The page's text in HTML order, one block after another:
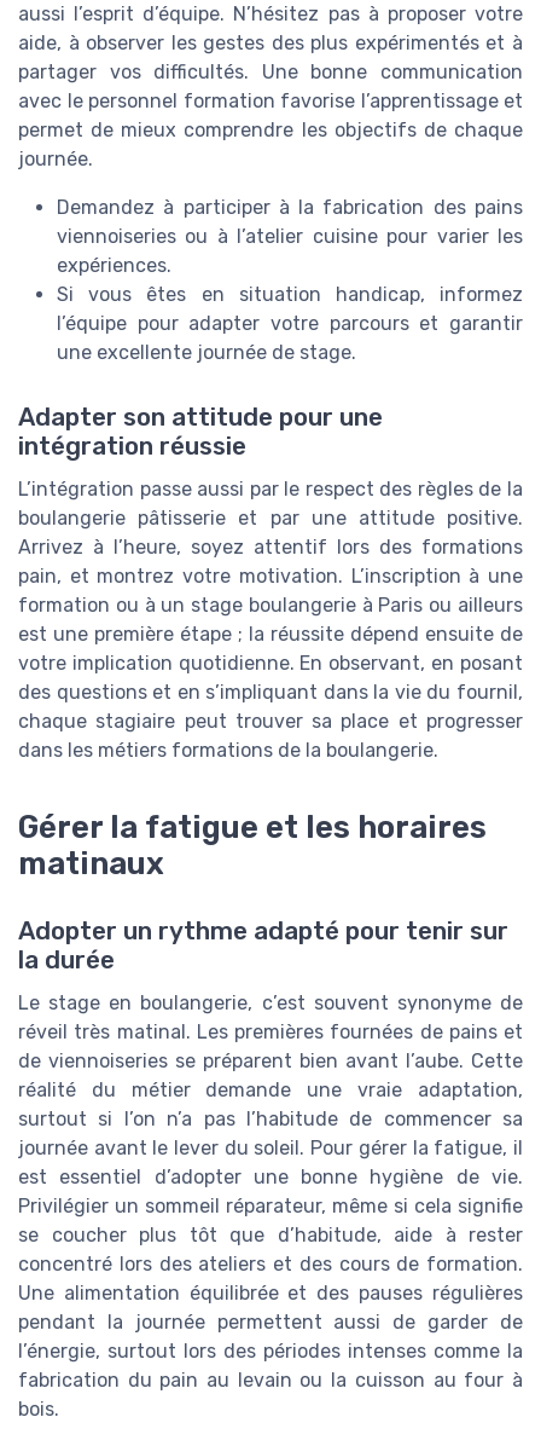
aussi l’esprit d’équipe. N’hésitez pas à proposer votre
aide, à observer les gestes des plus expérimentés et à
partager vos difficultés. Une bonne communication
avec le personnel formation favorise l’apprentissage et
permet de mieux comprendre les objectifs de chaque
journée.
Demandez à participer à la fabrication des pains
viennoiseries ou à l’atelier cuisine pour varier les
expériences.
Si vous êtes en situation handicap, informez
l’équipe pour adapter votre parcours et garantir
une excellente journée de stage.
Adapter son attitude pour une
intégration réussie
L’intégration passe aussi par le respect des règles de la
boulangerie pâtisserie et par une attitude positive.
Arrivez à l’heure, soyez attentif lors des formations
pain, et montrez votre motivation. L’inscription à une
formation ou à un stage boulangerie à Paris ou ailleurs
est une première étape ; la réussite dépend ensuite de
votre implication quotidienne. En observant, en posant
des questions et en s’impliquant dans la vie du fournil,
chaque stagiaire peut trouver sa place et progresser
dans les métiers formations de la boulangerie.
Gérer la fatigue et les horaires
matinaux
Adopter un rythme adapté pour tenir sur
la durée
Le stage en boulangerie, c’est souvent synonyme de
réveil très matinal. Les premières fournées de pains et
de viennoiseries se préparent bien avant l’aube. Cette
réalité du métier demande une vraie adaptation,
surtout si l’on n’a pas l’habitude de commencer sa
journée avant le lever du soleil. Pour gérer la fatigue, il
est essentiel d’adopter une bonne hygiène de vie.
Privilégier un sommeil réparateur, même si cela signifie
se coucher plus tôt que d’habitude, aide à rester
concentré lors des ateliers et des cours de formation.
Une alimentation équilibrée et des pauses régulières
pendant la journée permettent aussi de garder de
l’énergie, surtout lors des périodes intenses comme la
fabrication du pain au levain ou la cuisson au four à
bois.